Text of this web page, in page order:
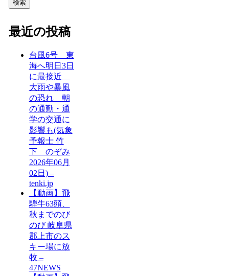
検索
最近の投稿
台風6号 東
海へ明日3日
に最接近
大雨や暴風
の恐れ 朝
の通勤・通
学の交通に
影響も(気象
予報士 竹
下 のぞみ
2026年06月
02日) –
tenki.jp
【動画】飛
騨牛63頭、
秋までのび
のび 岐阜県
郡上市のス
キー場に放
牧 –
47NEWS